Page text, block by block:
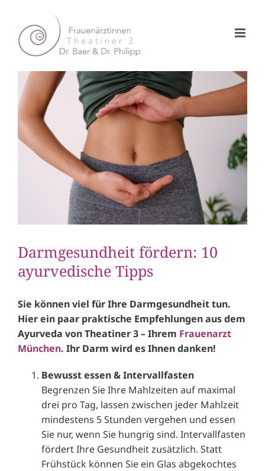
springen
Darmgesundheit fördern: 10
ayurvedische Tipps
Sie können viel für Ihre Darmgesundheit tun.
Hier ein paar praktische Empfehlungen aus dem
Ayurveda von Theatiner 3 – Ihrem Frauenarzt
München. Ihr Darm wird es Ihnen danken!
Bewusst essen & Intervallfasten
Begrenzen Sie Ihre Mahlzeiten auf maximal
drei pro Tag, lassen zwischen jeder Mahlzeit
mindestens 5 Stunden vergehen und essen
Sie nur, wenn Sie hungrig sind. Intervallfasten
fördert Ihre Gesundheit zusätzlich. Statt
Frühstück können Sie ein Glas abgekochtes